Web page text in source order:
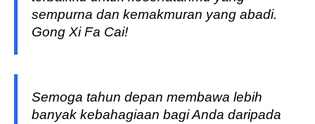
sempurna dan kemakmuran yang abadi.
Gong Xi Fa Cai!
Semoga tahun depan membawa lebih
banyak kebahagiaan bagi Anda daripada